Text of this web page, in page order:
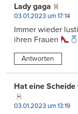
Lady gaga
03.01.2023 um 17:14
Immer wieder
ihren Frauen
Antworten
Hat eine
03.01.2023 um 13:19